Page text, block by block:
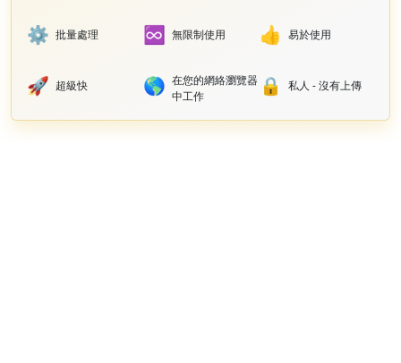
⚙️ 批量處理 ♾️ 無限制使用 👍 易於使用
🚀 超級快 🌎 在您的網絡瀏覽器
中工作
🔒 私人 - 沒有上傳